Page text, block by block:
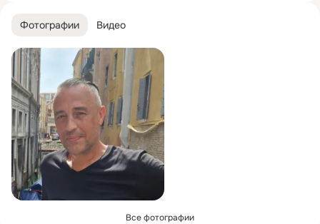
Фотографии Видео
Все фотографии